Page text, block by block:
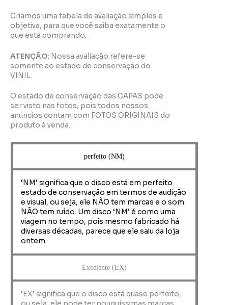
Criamos uma tabela de avaliação simples e
objetiva, para que você saiba exatamente o
que está comprando.
ATENÇÃO: Nossa avaliação refere-se
somente ao estado de conservação do
VINIL.
O estado de conservação das CAPAS pode
ser visto nas fotos, pois todos nossos
anúncios contam com FOTOS ORIGINAIS do
produto à venda.
perfeito (NM)
‘NM’ significa que o disco está em perfeito
estado de conservação em termos de audição
e visual, ou seja, ele NÃO tem marcas e o som
NÃO tem ruído. Um disco ‘NM’ é como uma
viagem no tempo, pois mesmo fabricado há
diversas décadas, parece que ele saiu da loja
ontem.
Excelente (EX)
‘EX’ significa que o disco está quase perfeito,